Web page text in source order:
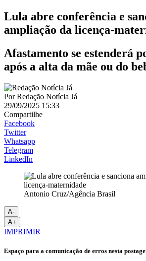
Lula abre conferência e
ampliação da licença-
Afastamento se estenderá
após a alta da mãe ou do
PorRedação Notícia Já
29/09/2025 15:33
Compartilhe
Facebook
Twitter
Whatsapp
Telegram
LinkedIn
Antonio Cruz/Agência Brasil
A-
A+
IMPRIMIR
Espaço para a comunicação de erros nesta